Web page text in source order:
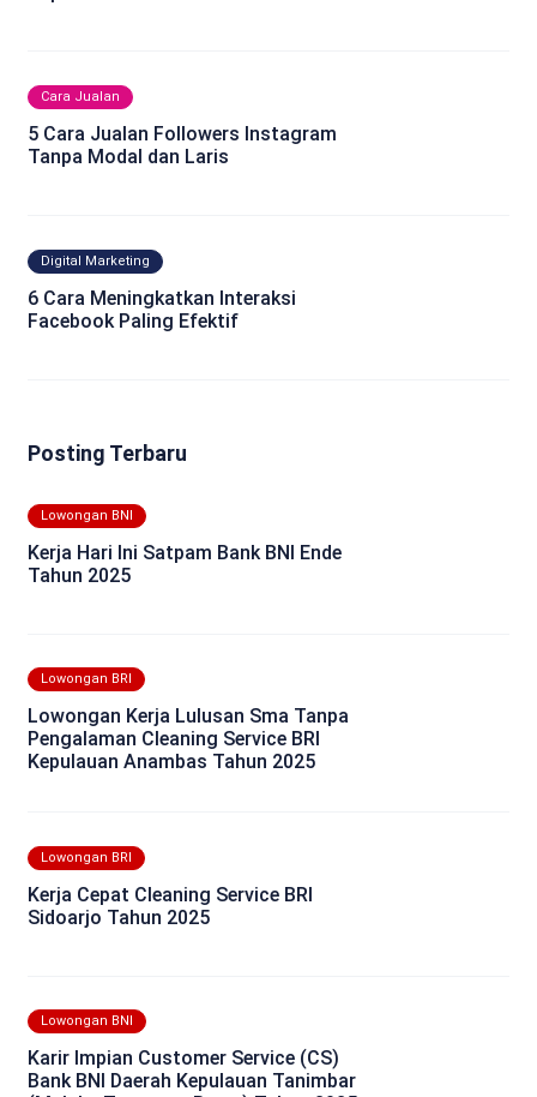
Cara Jualan
5 Cara Jualan Followers Instagram
Tanpa Modal dan Laris
Digital Marketing
6 Cara Meningkatkan Interaksi
Facebook Paling Efektif
Posting Terbaru
Lowongan BNI
Kerja Hari Ini Satpam Bank BNI Ende
Tahun 2025
Lowongan BRI
Lowongan Kerja Lulusan Sma Tanpa
Pengalaman Cleaning Service BRI
Kepulauan Anambas Tahun 2025
Lowongan BRI
Kerja Cepat Cleaning Service BRI
Sidoarjo Tahun 2025
Lowongan BNI
Karir Impian Customer Service (CS)
Bank BNI Daerah Kepulauan Tanimbar